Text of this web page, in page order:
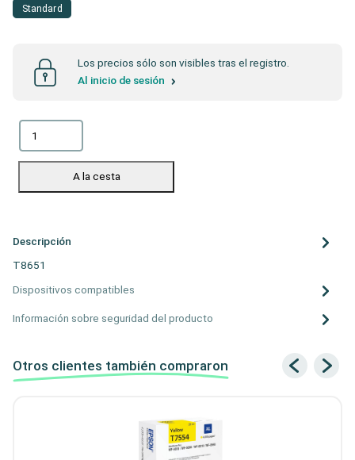
Standard
Los precios sólo son visibles tras el registro.
Al inicio de sesión
A la cesta
Descripción
T8651
Dispositivos compatibles
Información sobre seguridad del producto
Otros clientes también compraron